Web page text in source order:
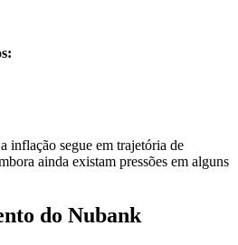
inflação segue em trajetória de
ainda existam pressões em alguns
do Nubank